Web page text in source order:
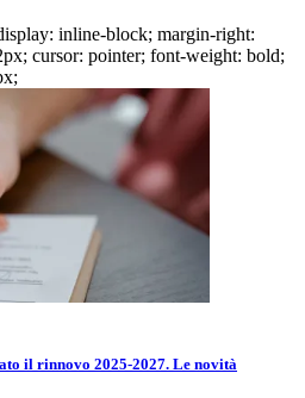
inline-block; margin-right:
cursor: pointer; font-weight: bold;
il rinnovo 2025-2027. Le novità